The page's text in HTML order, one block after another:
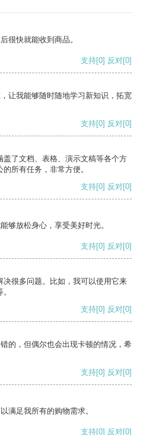
很快就能收到商品。
支持[0] 反对[0]
让我能够随时随地学习新知识，拓宽
支持[0] 反对[0]
了文档、表格、演示文稿等各个方
所有任务，非常方便。
支持[0] 反对[0]
够放松身心，享受美好时光。
支持[0] 反对[0]
很多问题。比如，我可以使用它来
支持[0] 反对[0]
的，但偶尔也会出现卡顿的情况，希
支持[0] 反对[0]
满足我所有的购物需求。
支持[0] 反对[0]